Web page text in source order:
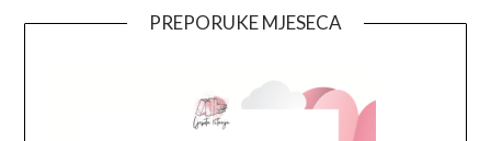
PREPORUKE MJESECA